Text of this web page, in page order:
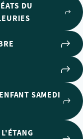
DU
SAMEDI